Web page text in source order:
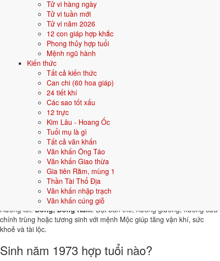
Tử vi hàng ngày
Tử vi tuần mới
Tử vi năm 2026
12 con giáp hợp khắc
Phong thủy hợp tuổi
Mệnh ngũ hành
Kiến thức
Tất cả kiến thức
Can chi (60 hoa giáp)
24 tiết khí
Các sao tốt xấu
12 trực
Kim Lâu - Hoang Ốc
Tuổi mụ là gì
Tất cả văn khấn
Văn khấn Ông Táo
Văn khấn Giao thừa
Gia tiên Rằm, mùng 1
Thần Tài Thổ Địa
Văn khấn nhập trạch
Văn khấn cúng giỗ
thuộc hành tương khắc. Dưới đây là gợi ý cho
👧 Nữ
Gợi ý tên đẹp cho Nam mệnh Mộc:
Quang Lâm Bảo Sơn Tùng Lâm
Sinh năm 1973 hợp gì - kỵ gì
Người sinh năm1973mệnhMộc
tương sinh, kỵ các yếu tố tương khắc. Cụ thể trên 5 phương diện:
Sinh năm 1973 hợp màu gì?
Người mệnhMộcsinh năm 1973 nên ưu tiên các màu thuộc bản
mệnh và màu tương sinh:Xanh lá, Xanh lục
sơn nhà, vật phẩm phong thuỷ.
Sinh năm 1973 hợp hướng nào?
Hướng tốt:Đông, Đông Nam. Đặt bàn thờ, hướng giường, hướng cửa
chính trùng hoặc tương sinh với mệnh Mộc giúp tăng vận khí, sức
khoẻ và tài lộc.
Sinh năm 1973 hợp tuổi nào?